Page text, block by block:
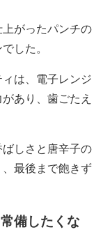
がったパンチの
した。
は、電子レンジ
あり、歯ごたえ
しさと唐辛子の
最後まで飽きず
備したくな